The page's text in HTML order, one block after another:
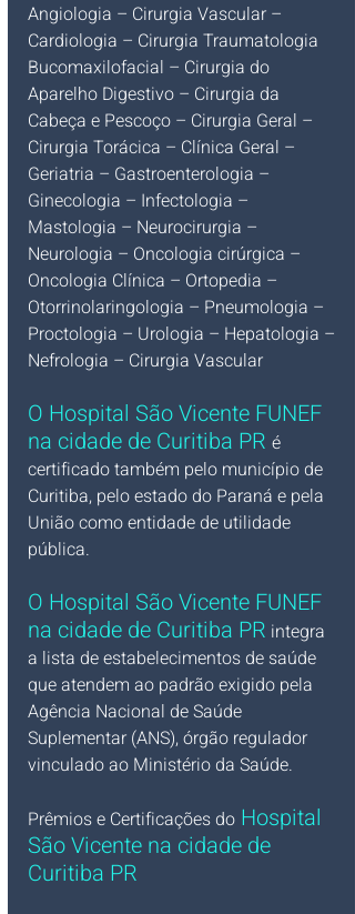
Angiologia – Cirurgia Vascular –
Cardiologia – Cirurgia Traumatologia
Bucomaxilofacial – Cirurgia do
Aparelho Digestivo – Cirurgia da
Cabeça e Pescoço – Cirurgia Geral –
Cirurgia Torácica – Clínica Geral –
Geriatria – Gastroenterologia –
Ginecologia – Infectologia –
Mastologia – Neurocirurgia –
Neurologia – Oncologia cirúrgica –
Oncologia Clínica – Ortopedia –
Otorrinolaringologia – Pneumologia –
Proctologia – Urologia – Hepatologia –
Nefrologia – Cirurgia Vascular
O Hospital São Vicente FUNEF
na cidade de Curitiba PR é
certificado também pelo município de
Curitiba, pelo estado do Paraná e pela
União como entidade de utilidade
pública.
O Hospital São Vicente FUNEF
na cidade de Curitiba PR integra
a lista de estabelecimentos de saúde
que atendem ao padrão exigido pela
Agência Nacional de Saúde
Suplementar (ANS), órgão regulador
vinculado ao Ministério da Saúde.
Prêmios e Certificações do Hospital
São Vicente na cidade de
Curitiba PR